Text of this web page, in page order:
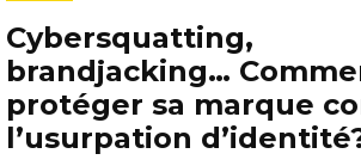
Cybersquatting,
brandjacking…
protéger sa marque
l’usurpation